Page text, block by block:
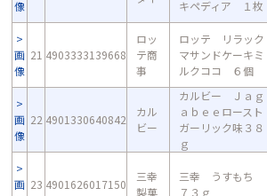
像
キペディア １枚
画
像
21 4903333139668
ロッ
テ商
事
ロッテ リラック
マサンドケーキミ
ルクココ ６個
画
像
22 4901330640842
カル
ビー
カルビー Ｊａｇ
ａｂｅｅロースト
ガーリック味３８
ｇ
画 23 4901626017150
三幸
製菓
三幸 うすもち
７３ｇ